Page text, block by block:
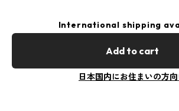
International shipping
Add to cart
日本国内にお住まいの方